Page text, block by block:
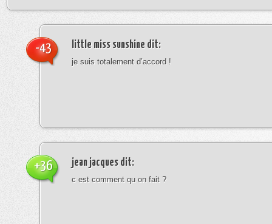
little miss sunshine dit:
je suis totalement d’accord !
-43
jean jacques dit:
c est comment qu on fait ?
+36